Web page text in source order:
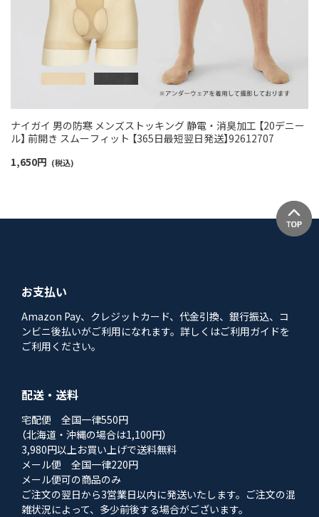
ナイガイ 男の防寒 メンズストッキング 静電・消臭加工 【20デニー
ル】 前開き スムーフィット 【365日最短翌日発送】92612707
1,650円 (税込)
お支払い
Amazon Pay、クレジットカード、代金引換、銀行振込、コ
ンビニ後払いがご利用になれます。詳しくはご利用ガイドを
ご利用ください。
配送・送料
宅配便 全国一律550円
（北海道・沖縄の場合は1,100円）
3,980円以上お買い上げで送料無料
メール便 全国一律220円
メール便可の商品のみ
ご注文の翌日から3営業日以内に発送いたします。ご注文の混
雑状況によって、多少前後する場合がございます。